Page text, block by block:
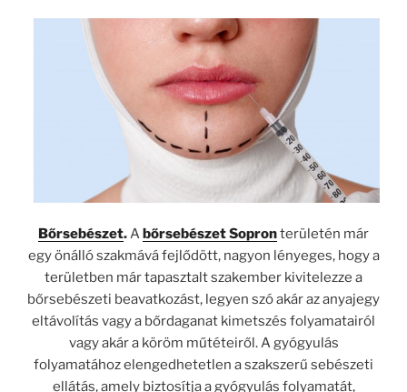
Bőrsebészet.Abőrsebészet Sopronterületén már
egy önálló szakmává fejlődött, nagyon lényeges, hogy a
területben már tapasztalt szakember kivitelezze a
bőrsebészeti beavatkozást, legyen szó akár az anyajegy
eltávolítás vagy a bőrdaganat kimetszés folyamatairól
vagy akár a köröm műtéteiről. A gyógyulás
folyamatához elengedhetetlen a szakszerű sebészeti
ellátás, amely biztosítja a gyógyulás folyamatát,